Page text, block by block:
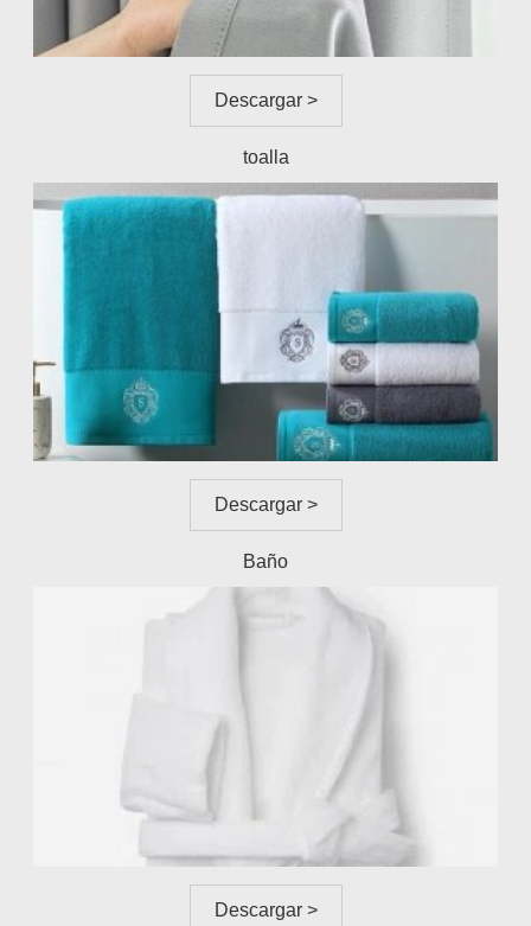
Descargar >
toalla
Descargar >
Baño
Descargar >